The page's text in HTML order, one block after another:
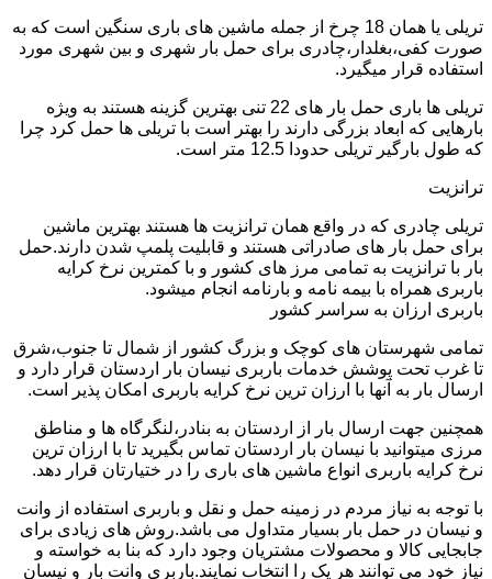
تریلی یا همان 18 چرخ از جمله ماشین های باری سنگین است که به
صورت کفی،بغلدار،چادری برای حمل بار شهری و بین شهری مورد
استفاده قرار میگیرد.
تریلی ها باری حمل بار های 22 تنی بهترین گزینه هستند به ویژه
بارهایی که ابعاد بزرگی دارند را بهتر است با تریلی ها حمل کرد چرا
که طول بارگیر تریلی حدودا 12.5 متر است.
ترانزیت
تریلی چادری که در واقع همان ترانزیت ها هستند بهترین ماشین
برای حمل بار های صادراتی هستند و قابلیت پلمپ شدن دارند.حمل
بار با ترانزیت به تمامی مرز های کشور و با کمترین نرخ کرایه
باربری همراه با بیمه نامه و بارنامه انجام میشود.
باربری ارزان به سراسر کشور
تمامی شهرستان های کوچک و بزرگ کشور از شمال تا جنوب،شرق
تا غرب تحت پوشش خدمات باربری نیسان بار اردستان قرار دارد و
ارسال بار به آنها با ارزان ترین نرخ کرایه باربری امکان پذیر است.
همچنین جهت ارسال بار از اردستان به بنادر،لنگرگاه ها و مناطق
مرزی میتوانید با نیسان بار اردستان تماس بگیرید تا با ارزان ترین
نرخ کرایه باربری انواع ماشین های باری را در ختیارتان قرار دهد.
با توجه به نیاز مردم در زمینه حمل و نقل و باربری استفاده از وانت
و نیسان در حمل بار بسیار متداول می باشد.روش های زیادی برای
جابجایی کالا و محصولات مشتریان وجود دارد که بنا به خواسته و
نیاز خود می توانند هر یک را انتخاب نمایند.باربری وانت بار و نیسان